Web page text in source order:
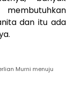
dan itu ada
Murni menuju